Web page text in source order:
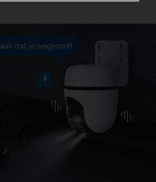
dat je wegkomt!